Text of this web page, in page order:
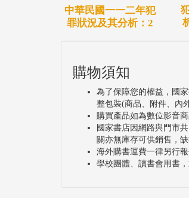
中華民國一一二年犯
罪狀況及其分析：2
購物須知
為了保障您的權益，國
整包裝(商品、附件、內
購買產品如為數位影音
國家書店因網路與門市
關亦無庫存可供銷售，
海外購書運費一律另行
學校團體、讀書會用書